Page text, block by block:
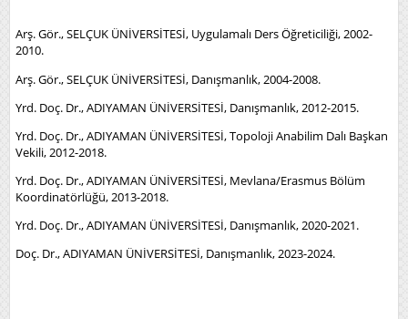
Arş. Gör., SELÇUK ÜNİVERSİTESİ, Uygulamalı Ders Öğreticiliği, 2002-
2010.
Arş. Gör., SELÇUK ÜNİVERSİTESİ, Danışmanlık, 2004-2008.
Yrd. Doç. Dr., ADIYAMAN ÜNİVERSİTESİ, Danışmanlık, 2012-2015.
Yrd. Doç. Dr., ADIYAMAN ÜNİVERSİTESİ, Topoloji Anabilim Dalı Başkan
Vekili, 2012-2018.
Yrd. Doç. Dr., ADIYAMAN ÜNİVERSİTESİ, Mevlana/Erasmus Bölüm
Koordinatörlüğü, 2013-2018.
Yrd. Doç. Dr., ADIYAMAN ÜNİVERSİTESİ, Danışmanlık, 2020-2021.
Doç. Dr., ADIYAMAN ÜNİVERSİTESİ, Danışmanlık, 2023-2024.